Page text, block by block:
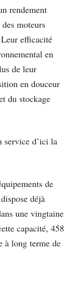
rendement
moteurs
efficacité
en
de leur
en douceur
du stockage
service d’ici la
de
déjà
une vingtaine
capacité, 458
à long terme de